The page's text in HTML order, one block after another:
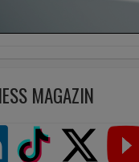
MAGAZIN